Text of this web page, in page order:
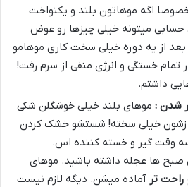
اگه موهاتون بلند و یکنواخت
حسابی میتونه خیلی چیزها رو عوض
بعد از یه دوره خیلی سخت کاری موهامو
تمام خستگی و انرژی منفی از سرم رفت!
داشتم.
شدن : موهای بلند خیلی خوشگلن شکی
خیلی سخته! شستشو خشک کردن
وقت گیر و خسته کننده اس.
ها عجله داشته باشید. موهای
راحت تر آماده میشن. دیگه لازم نیست